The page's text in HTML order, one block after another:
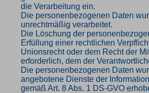
die Verarbeitung ein.
Die personenbezogenen Daten
unrechtmäßig verarbeitet.
Die Löschung der
Erfüllung einer rechtlichen
Unionsrecht oder dem Recht der
erforderlich, dem der
Die personenbezogenen Daten
angebotene Dienste der
gemäß Art. 8 Abs. 1 DS-GVO